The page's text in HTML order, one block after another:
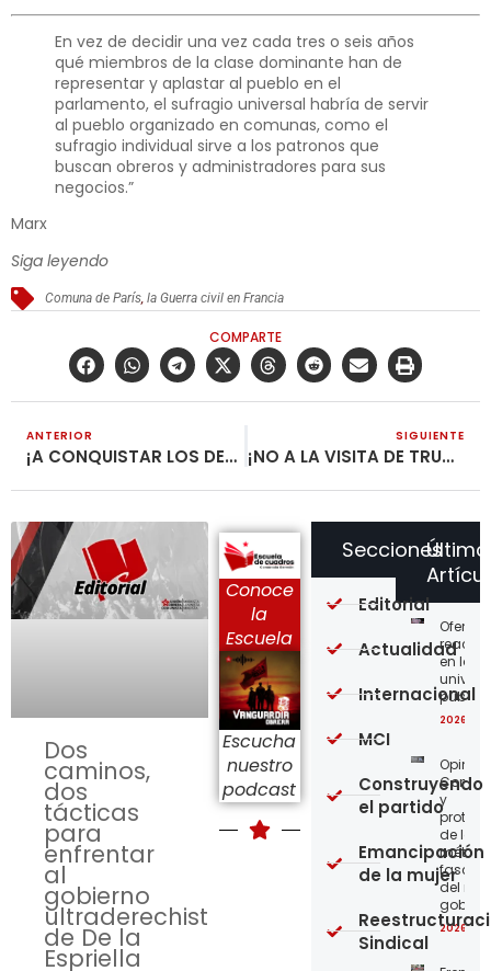
En vez de decidir una vez cada tres o seis años
qué miembros de la clase dominante han de
representar y aplastar al pueblo en el
parlamento, el sufragio universal habría de servir
al pueblo organizado en comunas, como el
sufragio individual sirve a los patronos que
buscan obreros y administradores para sus
negocios.”
Marx
Siga leyendo
Comuna de París,la Guerra civil en Francia
COMPARTE
ANTERIOR
¡A CONQUISTAR LOS DERECHOS DE ORGANIZACIÓN Y HUELGA!
SIGUIENTE
¡NO A LA VISITA DE TRUMP Y SU PANDILLA DE CRIMINALES!
Dos
caminos,
dos
tácticas
para
enfrentar
al
gobierno
ultraderechista
de De la
Espriella
Conoce
la
Escuela
Escucha
nuestro
podcast
en las
2026-
y
de los
del
2026-
Secciones
Editorial
Actualidad
Internacional
MCI
Construyendo
el partido
Emancipación
de la mujer
Sindical